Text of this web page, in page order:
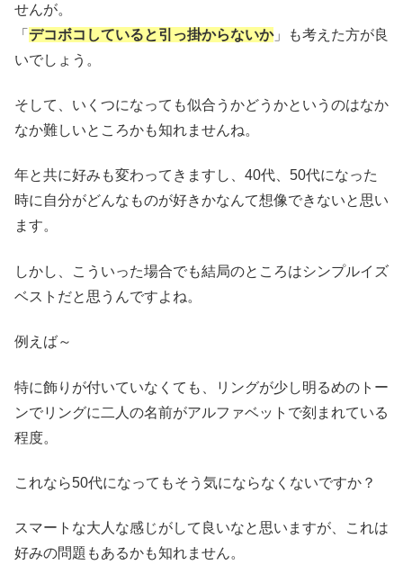
せんが。
「 デコボコしていると引っ掛からないか」も考えた方が良
いでしょう。
そして、いくつになっても似合うかどうかというのはなか
なか難しいところかも知れませんね。
年と共に好みも変わってきますし、40代、50代になった
時に自分がどんなものが好きかなんて想像できないと思い
ます。
しかし、こういった場合でも結局のところはシンプルイズ
ベストだと思うんですよね。
例えば～
特に飾りが付いていなくても、リングが少し明るめのトー
ンでリングに二人の名前がアルファベットで刻まれている
程度。
これなら50代になってもそう気にならなくないですか？
スマートな大人な感じがして良いなと思いますが、これは
好みの問題もあるかも知れません。